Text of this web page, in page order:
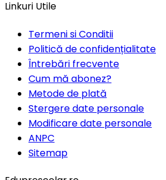
Linkuri Utile
Termeni si Conditii
Politică de confidențialitate
Întrebări frecvente
Cum mă abonez?
Metode de plată
Stergere date personale
Modificare date personale
ANPC
Sitemap